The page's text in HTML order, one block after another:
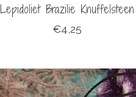
Lepidoliet Brazilie Knuffelsteen
€4,25